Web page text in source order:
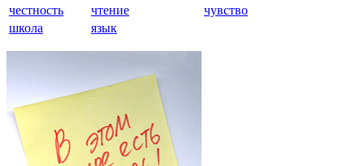
честность
чтение
чувство
школа
язык